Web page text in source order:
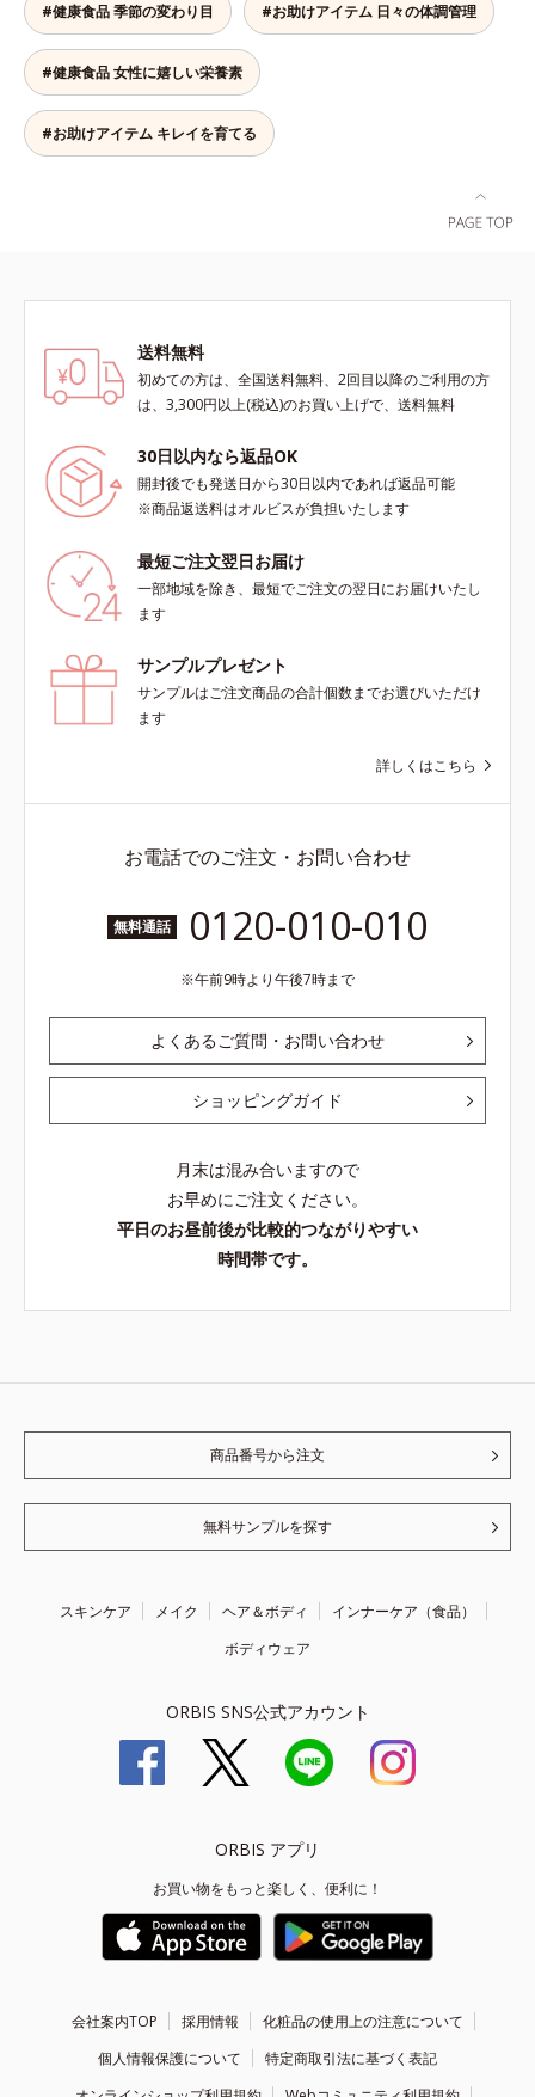
#健康食品 季節の変わり目 #お助けアイテム 日々の体調管理
#健康食品 女性に嬉しい栄養素
#お助けアイテム キレイを育てる
送料無料
初めての方は、全国送料無料、2回目以降のご利用の方
は、3,300円以上(税込)のお買い上げで、送料無料
30日以内なら返品OK
開封後でも発送日から30日以内であれば返品可能
※商品返送料はオルビスが負担いたします
最短ご注文翌日お届け
一部地域を除き、最短でご注文の翌日にお届けいたし
ます
サンプルプレゼント
サンプルはご注文商品の合計個数までお選びいただけ
ます
詳しくはこちら
お電話でのご注文・お問い合わせ
無料通話 0120-010-010
午前9時より午後7時まで
よくあるご質問・お問い合わせ
ショッピングガイド
月末は混み合いますので
お早めにご注文ください。
平日のお昼前後が比較的つながりやすい
時間帯です。
商品番号から注文
無料サンプルを探す
スキンケア メイク ヘア＆ボディ
インナーケア（食品）
ボディウェア
ORBIS SNS公式アカウント
ORBIS アプリ
お買い物をもっと楽しく、便利に！
会社案内TOP 採用情報
化粧品の使用上の注意について
個人情報保護について
特定商取引法に基づく表記